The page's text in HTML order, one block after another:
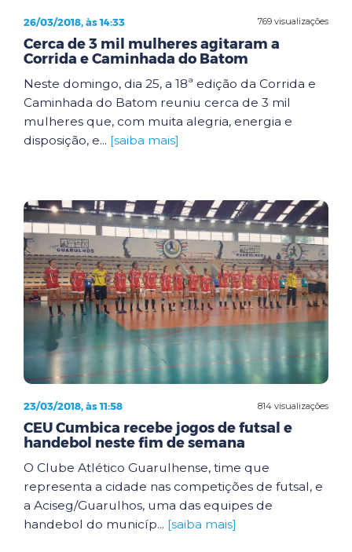
769 visualizações
26/03/2018, às 14:33
Cerca de 3 mil mulheres agitaram a
Corrida e Caminhada do Batom
Neste domingo, dia 25, a 18ª edição da Corrida e
Caminhada do Batom reuniu cerca de 3 mil
mulheres que, com muita alegria, energia e
disposição, e... [saiba mais]
814 visualizações
23/03/2018, às 11:58
CEU Cumbica recebe jogos de futsal e
handebol neste fim de semana
O Clube Atlético Guarulhense, time que
representa a cidade nas competições de futsal, e
a Aciseg/Guarulhos, uma das equipes de
handebol do municíp... [saiba mais]